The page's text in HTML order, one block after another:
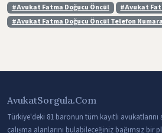
Marka Hukuk Danışmanlığı
Kamu Hukuku Danışmanlığı
İnşaat ve İmar Hukuku Danışmanlığı
Kat Mülkiyeti Hukuku Danışmanlığı
#Avukat Fatma Doğucu Öncül
#Avukat
#Avukat Fatma Doğucu Öncül Telefon
AvukatSorgula.Com
Türkiye'deki 81 baronun tüm kayıtlı
çalışma alanlarını bulabileceğiniz bağımsız bir